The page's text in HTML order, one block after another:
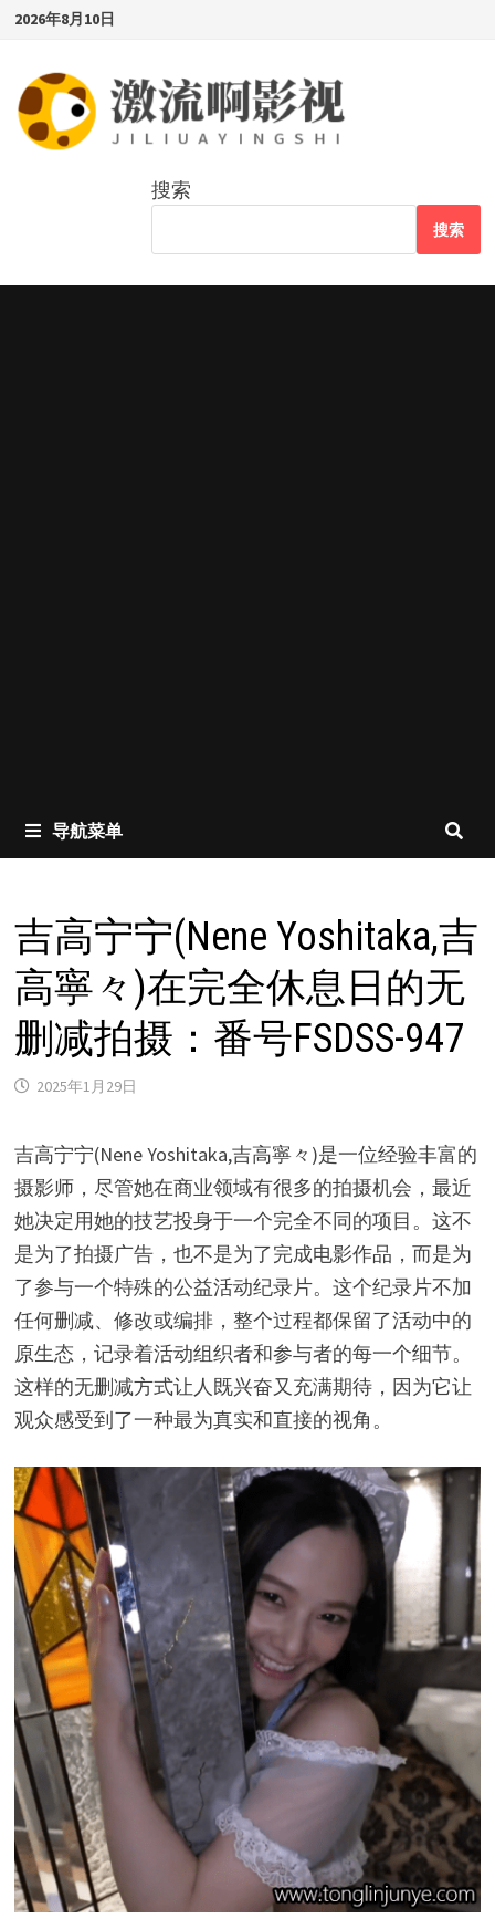
Skip
content
2026年8月10日
搜索
搜索
导航菜单
吉高宁宁(Nene Yoshitaka,吉
高寧々)在完全休息日的无
删减拍摄：番号FSDSS-947
2025年1月29日
吉高宁宁(Nene Yoshitaka,吉高寧々)是一位经验丰富的
摄影师，尽管她在商业领域有很多的拍摄机会，最近
她决定用她的技艺投身于一个完全不同的项目。这不
是为了拍摄广告，也不是为了完成电影作品，而是为
了参与一个特殊的公益活动纪录片。这个纪录片不加
任何删减、修改或编排，整个过程都保留了活动中的
原生态，记录着活动组织者和参与者的每一个细节。
这样的无删减方式让人既兴奋又充满期待，因为它让
观众感受到了一种最为真实和直接的视角。